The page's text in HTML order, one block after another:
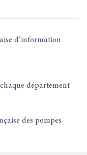
d’information
département
des pompes